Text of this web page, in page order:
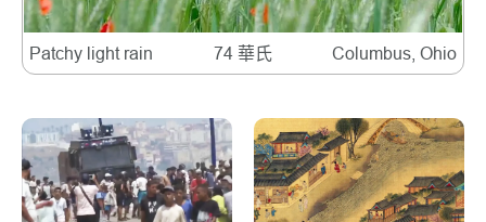
Patchy light rain 74 華氏 Columbus, Ohio